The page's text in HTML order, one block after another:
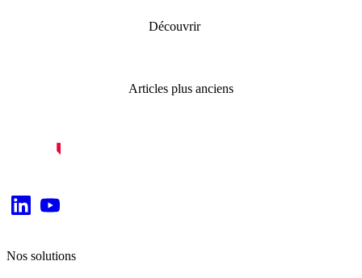
solutions de l’éditeur spécialisé Conex.
Découvrir
Articles plus anciens
Nos solutions